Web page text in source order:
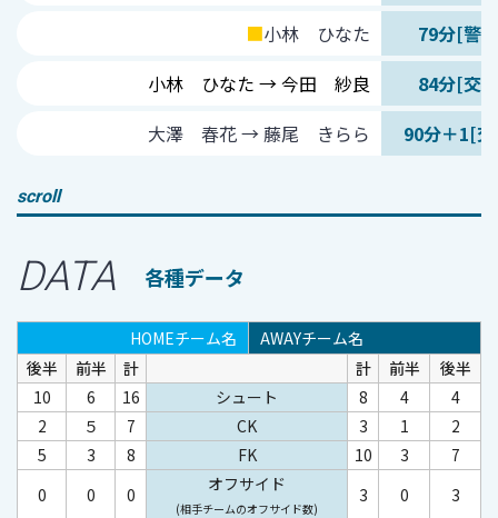
■小林 ひなた
79分[警
小林 ひなた → 今田 紗良
84分[交
大澤 春花 → 藤尾 きらら
90分＋1[
scroll
DATA 各種データ
HOMEチーム名
AWAYチーム名
後半
前半 計 計 前半
後半
10
6 16 シュート 8 4
4
2
５ 7 CK 3 1
2
5
3 8 FK 10 3
7
0
0 0 オフサイド
(相手チームのオフサイド数)
3 0
3